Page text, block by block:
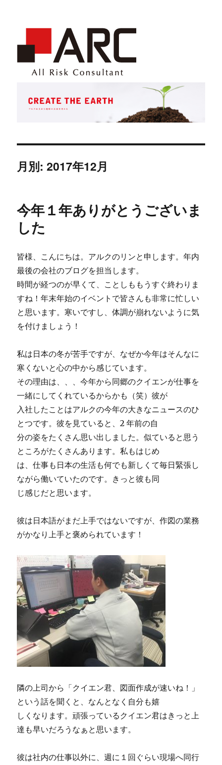
月別: 2017年12月
今年１年ありがとうございま
した
皆様、こんにちは。アルクのリンと申します。年内
最後の会社のブログを担当します。
時間が経つのが早くて、ことしももうすぐ終わりま
すね！年末年始のイベントで皆さんも非常に忙しい
と思います。寒いですし、体調が崩れないように気
を付けましょう！
私は日本の冬が苦手ですが、なぜか今年はそんなに
寒くないと心の中から感じています。
その理由は、、、今年から同郷のクイエンが仕事を
一緒にしてくれているからかも（笑）彼が
入社したことはアルクの今年の大きなニュースのひ
とつです。彼を見ていると、2 年前の自
分の姿をたくさん思い出しました。似ていると思う
ところがたくさんあります。私もはじめ
は、仕事も日本の生活も何でも新しくて毎日緊張し
ながら働いていたのです。きっと彼も同
じ感じだと思います。
彼は日本語がまだ上手ではないですが、作図の業務
がかなり上手と褒められています！
隣の上司から「クイエン君、図面作成が速いね！」
という話を聞くと、なんとなく自分も嬉
しくなります。頑張っているクイエン君はきっと上
達も早いだろうなぁと思います。
彼は社内の仕事以外に、週に１回ぐらい現場へ同行